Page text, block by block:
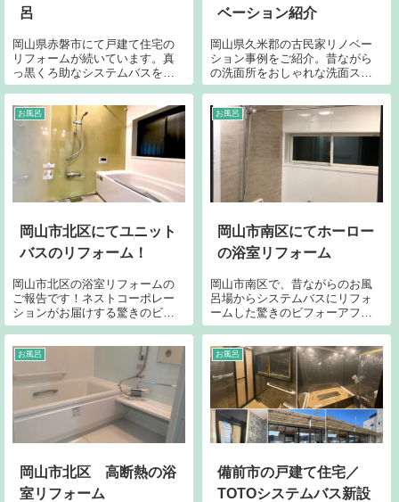
呂
岡山県赤磐市にて戸建て住宅の
リフォームが続いています。真
っ黒くろ助なシステムバスを組
み立て配管、水栓を改修です。
地良さそうです。玄関ドアもリ
ニューアル完了です。今年も
続々とリフォーム三昧です！
ベーション紹介
岡山県久米郡の古民家リノベー
ション事例をご紹介。昔ながら
の洗面所をおしゃれな洗面スペ
ースに、また寒かった浴室を暖
しました。古民家の水まわりリ
フォームのポイントも解説しま
す。
お風呂
岡山市北区にてユニット
バスのリフォーム！
岡山市北区の浴室リフォームの
ご報告です！ネストコーポレー
ションがお届けする驚きのビフ
ォーアフターをご覧ください。
という事でafterのみお楽しみく
ださい！ユニットバスと脱衣所
のリフォームとなりました。洗
面...
お風呂
岡山市南区にてホーロー
の浴室リフォーム
岡山市南区で、昔ながらのお風
呂場からシステムバスにリフォ
ームした驚きのビフォーアフタ
ーをご覧ください！ユニットバ
はネストコーポレーション岡山
へご相談ください！当社のリフ
ォームマジックをぜひ一度、体
感してみてください！
お風呂
岡山市北区 高断熱の浴
室リフォーム
お風呂
備前市の戸建て住宅／
TOTOシステムバス新設